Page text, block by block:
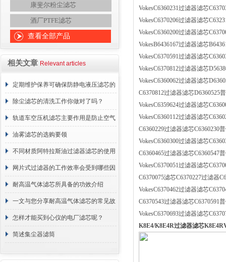
康斐尔粉尘滤芯
酒厂PTFE滤芯
查看全部产品
相关文章 Relevant articles
定期维护保养可确保防静电液压滤芯的
正常工作
除尘滤芯的清洗工作你做对了吗？
轨道车空压机滤芯主要作用是防止空气
中的杂质和油脂浓度升高
油雾滤芯的选购要领
不同材质阿特拉斯油过滤器滤芯的使用
周期区别介绍
网片式过滤器的工作效率会受到哪些因
素的影响？
耐高温气体滤芯所具备的功效介绍
一文与您分享耐高温气体滤芯的常见故
障相应解决方法
怎样才能买到心仪的电厂滤芯呢？
简述集尘器滤筒
VokesC6360231过滤器滤芯
VokesC6370206过滤器滤芯
VokesC6360200过滤器滤芯
VokesB6436167过滤器滤芯
VokesC6370591过滤器滤芯
VokesC6370812过滤器滤芯
VokesC6360062过滤器滤芯
C6370812过滤器滤芯D6360525
VokesC6359624过滤器滤芯
VokesC6360112过滤器滤芯
C6360229过滤器滤芯C6360230
VokesC6360300过滤器滤芯
C6360465过滤器滤芯C6360547
VokesC6370051过滤器滤芯
C6370075滤芯C6370227过滤器
VokesC6370462过滤器滤芯
C6370543过滤器滤芯C6370591
VokesC6370693过滤器滤芯
K8E4/K8E4R过滤器滤芯